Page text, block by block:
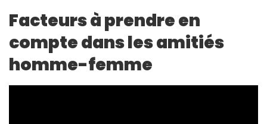
Facteurs à prendre en
compte dans les amitiés
homme-femme